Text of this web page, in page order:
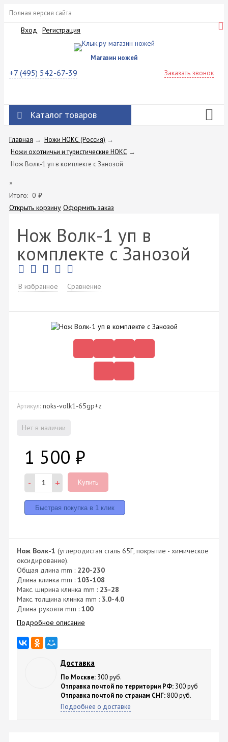
Полная версия сайта
Вход Регистрация
Магазин ножей
+7 (495) 542-67-39 Заказать звонок
Каталог товаров
Главная → Ножи НОКС (Россия) →
Ножи охотничьи и туристические НОКС →
Нож Волк-1 уп в комплекте с Занозой
×
Итого: 0 ₽
Открыть корзину Оформить заказ
Нож Волк-1 уп в
комплекте с Занозой
В избранное Сравнение
Артикул: noks-volk1-65gp+z
Нет в наличии
1 500 ₽
- + Купить
Нож Волк-1 (углеродистая сталь 65Г, покрытие - химическое
оксидирование).
Общая длина mm : 220-230
Длина клинка mm : 103-108
Макс. ширина клинка mm : 23-28
Макс. толщина клинка mm : 3.0-4.0
Длина рукояти mm : 100
Подробное описание
Доставка
По Москве: 300 руб.
Отправка почтой по территории РФ: 300 руб
Отправка почтой по странам СНГ: 800 руб.
Подробнее о доставке